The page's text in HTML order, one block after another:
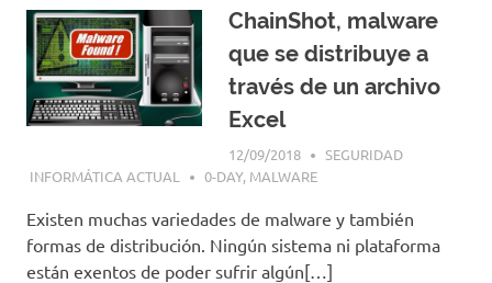
y
Hacking
Etico
Ciberseguridad
|
|
Libros
|
ChainShot, malware
que se distribuye a
través de un archivo
Excel
12/09/2018
SEGURIDAD
INFORMÁTICA ACTUAL
0-DAY, MALWARE
Existen muchas variedades de malware y también
formas de distribución. Ningún sistema ni plataforma
están exentos de poder sufrir algún[…]